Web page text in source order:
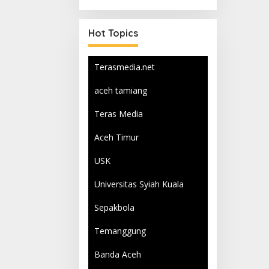
Hot Topics
Terasmedia.net
aceh tamiang
Teras Media
Aceh Timur
USK
Universitas Syiah Kuala
Sepakbola
Temanggung
Banda Aceh